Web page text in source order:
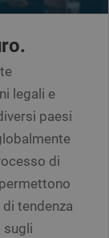
legali e
paesi
di
tendenza
sugli